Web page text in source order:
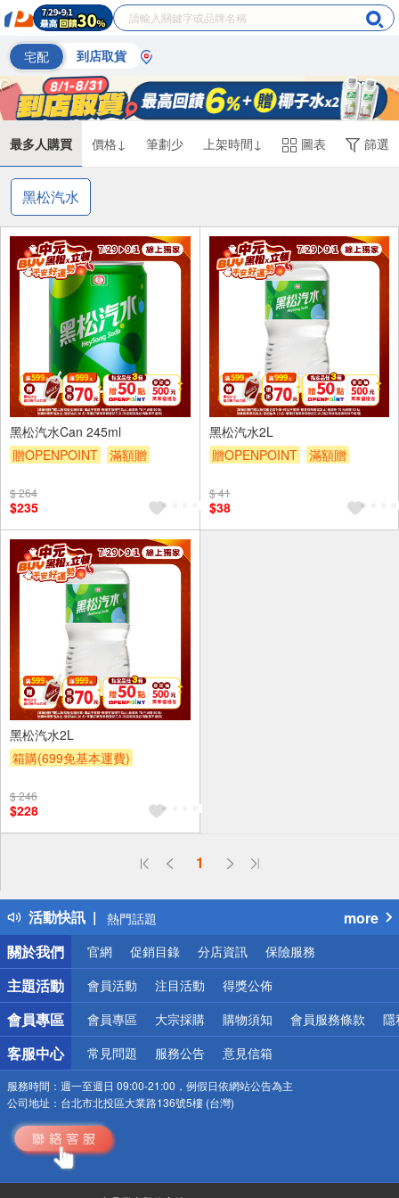
宅配 到店取貨
最多人購買 價格↓ 筆劃少 上架時間↓ 圖表 篩選
黑松汽水
24入
黑松汽水Can 245ml
贈OPENPOINT
滿額贈
$ 264
$235
黑松汽水2L
贈OPENPOINT
滿額贈
$ 41
$38
6入
黑松汽水2L
箱購(699免基本運費)
滿額折
$ 246
$228
1
活動快訊
偏遠地區配送
得獎公告
熱門話題
銀行優惠
偏遠地區配送
詐騙網頁！請小心！
more
關於我們
官網 促銷目錄 分店資訊 保險服務
主題活動 會員活動 注目活動 得獎公佈
會員專區 會員專區 大宗採購 購物須知 會員服務條款 隱
客服中心 常見問題 服務公告 意見信箱
服務時間： 週一至週日 09:00-21:00，例假日依網站公告為主
公司地址： 台北市北投區大業路136號5樓 (台灣)